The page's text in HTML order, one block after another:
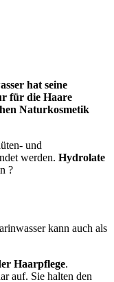
hat seine
für die Haare
Naturkosmetik
und
werden. Hydrolate
?
kann auch als
Haarpflege.
auf. Sie halten den